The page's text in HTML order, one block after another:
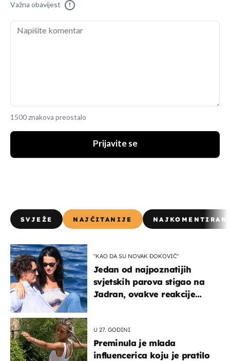
Važna obavijest !
1500 znakova preostalo
Prijavite se
SVJEŽE NAJČITANIJE
"KAO DA SU NOVAK ĐOKOVIĆ"
Jedan od najpoznatijih
svjetskih parova stigao na
Jadran, ovakve reakcije
U 27. GODINI
Preminula je mlada
influencerica koju je pratilo